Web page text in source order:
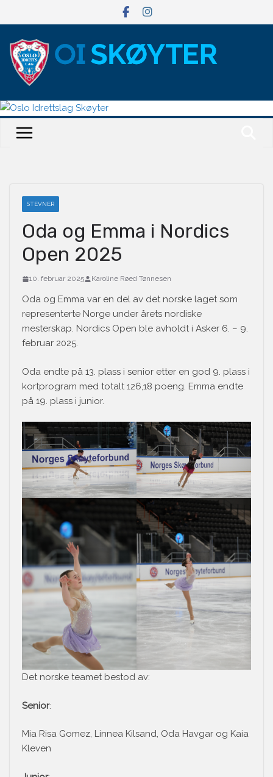
STEVNER
Oda og Emma i Nordics
Open 2025
10. februar 2025 Karoline Røed Tønnesen
Oda og Emma var en del av det norske laget som
representerte Norge under årets nordiske
mesterskap. Nordics Open ble avholdt i Asker 6. – 9.
februar 2025.
Oda endte på 13. plass i senior etter en god 9. plass i
kortprogram med totalt 126,18 poeng. Emma endte
på 19. plass i junior.
Det norske teamet bestod av:
Senior:
Mia Risa Gomez, Linnea Kilsand, Oda Havgar og Kaia
Kleven